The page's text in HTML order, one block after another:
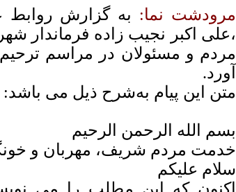
مرودشت نما: به گزارش
،علی اکبر نجیب زاده فرماندار
مردم و مسئولان در مراسم ترحیم
آورد.
متن این پیام به‌شرح ذیل می باشد:
بسم الله الرحمن الرحیم
خدمت مردم شریف، مهربان و
سلام علیکم